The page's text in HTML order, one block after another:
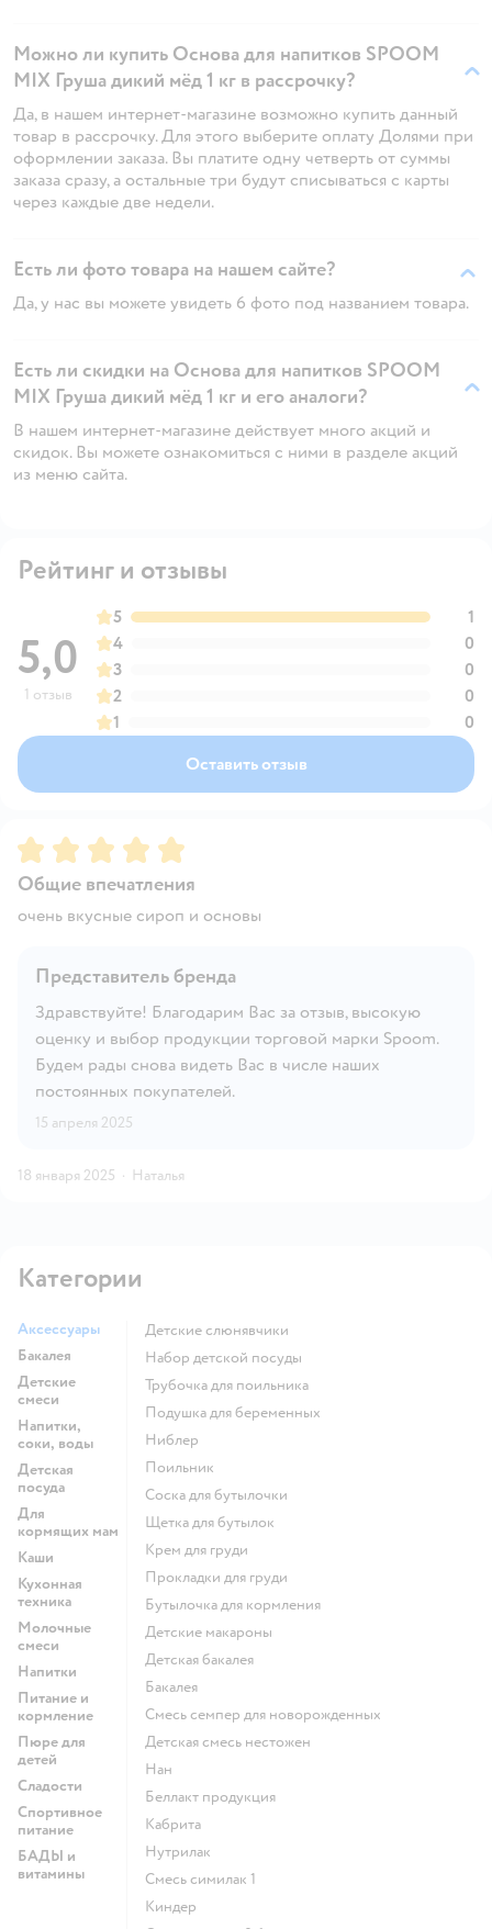
Можно ли купить Основа для напитков SPOOM
MIX Груша дикий мёд 1 кг в рассрочку?
Да, в нашем интернет-магазине возможно купить данный
товар в рассрочку. Для этого выберите оплату Долями при
оформлении заказа. Вы платите одну четверть от суммы
заказа сразу, а остальные три будут списываться с карты
через каждые две недели.
Есть ли фото товара на нашем сайте?
Да, у нас вы можете увидеть 6 фото под названием товара.
Есть ли скидки на Основа для напитков SPOOM
MIX Груша дикий мёд 1 кг и его аналоги?
В нашем интернет-магазине действует много акций и
скидок. Вы можете ознакомиться с ними в разделе акций
из меню сайта.
Рейтинг и отзывы
5,0
1 отзыв
5
1
4
0
3
0
2
0
1
0
Оставить отзыв
Рейтинг:5
Общие впечатления
очень вкусные сироп и основы
Представитель бренда
Здравствуйте! Благодарим Вас за отзыв, высокую
оценку и выбор продукции торговой марки Spoom.
Будем рады снова видеть Вас в числе наших
постоянных покупателей.
15 апреля 2025
18 января 2025 · Наталья
Категории
Аксессуары
Бакалея
Детские
смеси
Напитки,
соки, воды
Детская
посуда
Для
кормящих мам
Каши
Кухонная
техника
Молочные
смеси
Напитки
Питание и
кормление
Пюре для
детей
Сладости
Спортивное
питание
БАДЫ и
витамины
детские слюнявчики
набор детской посуды
трубочка для поильника
подушка для беременных
ниблер
поильник
соска для бутылочки
щетка для бутылок
крем для груди
прокладки для груди
бутылочка для кормления
детские макароны
детская бакалея
бакалея
смесь семпер для новорожденных
детская смесь нестожен
нан
беллакт продукция
кабрита
нутрилак
смесь симилак 1
киндер